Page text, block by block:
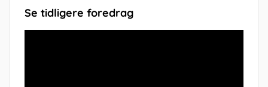
Se tidligere foredrag